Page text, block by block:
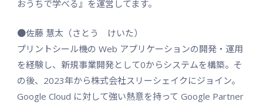
おうちで学べる』を運営してます。
●佐藤 慧太（さとう けいた）
プリントシール機の Web アプリケーションの開発・運用
を経験し、新規事業開発として0からシステムを構築。そ
の後、2023年から株式会社スリーシェイクにジョイン。
Google Cloud に対して強い熱意を持って Google Partner